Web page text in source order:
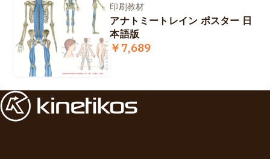
印刷教材
アナトミートレイン ポスター 日
本語版
￥7,689